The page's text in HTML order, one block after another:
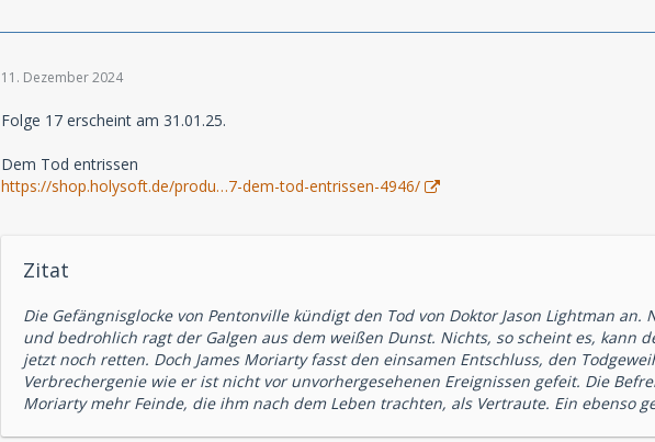
11. Dezember 2024
Folge 17 erscheint am 31.01.25.
Dem Tod entrissen
https://shop.holysoft.de/produ…7-dem-tod-entrissen-4946/
Zitat
Die Gefängnisglocke von Pentonville kündigt den Tod von Doktor Jason Lightman
und bedrohlich ragt der Galgen aus dem weißen Dunst. Nichts, so scheint es, kann
jetzt noch retten. Doch James Moriarty fasst den einsamen Entschluss, den
Verbrechergenie wie er ist nicht vor unvorhergesehenen Ereignissen gefeit. Die
Moriarty mehr Feinde, die ihm nach dem Leben trachten, als Vertraute. Ein ebenso